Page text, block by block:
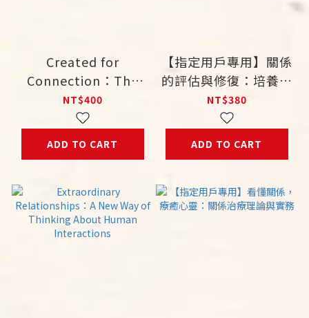
Created for
Connection：The
“Hold Me Tight”
Guide for Christian
NT$400
ADD TO CART
【指定用戶專用】關係
的評估與修復：培養家
庭治療師必備的核心能
力
NT$380
ADD TO CART